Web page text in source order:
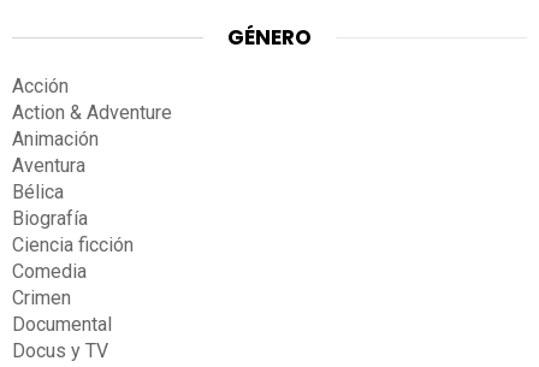
GÉNERO
Acción
Action & Adventure
Animación
Aventura
Bélica
Biografía
Ciencia ficción
Comedia
Crimen
Documental
Docus y TV